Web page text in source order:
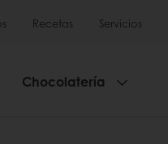
Recetas Servicios
Chocolatería